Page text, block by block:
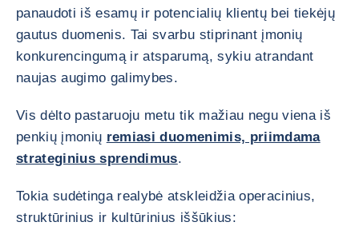
panaudoti iš esamų ir potencialių klientų bei tiekėjų
gautus duomenis. Tai svarbu stiprinant įmonių
konkurencingumą ir atsparumą, sykiu atrandant
naujas augimo galimybes.
Vis dėlto pastaruoju metu tik mažiau negu viena iš
penkių įmonių remiasi duomenimis, priimdama
strateginius sprendimus.
Tokia sudėtinga realybė atskleidžia operacinius,
struktūrinius ir kultūrinius iššūkius: